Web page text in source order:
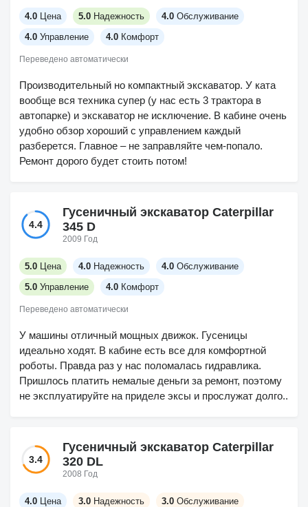
4.0 Цена 5.0 Надежность 4.0 Обслуживание
4.0 Управление 4.0 Комфорт
Переведено автоматически
Производительный но компактный экскаватор. У ката
вообще вся техника супер (у нас есть 3 трактора в
автопарке) и экскаватор не исключение. В кабине очень
удобно обзор хороший с управлением каждый
разберется. Главное – не заправляйте чем-попало.
Ремонт дорого будет стоить потом!
4.4
Гусеничный экскаватор Caterpillar
345 D
2009 Год
5.0 Цена 4.0 Надежность 4.0 Обслуживание
5.0 Управление 4.0 Комфорт
Переведено автоматически
У машины отличный мощных движок. Гусеницы
идеально ходят. В кабине есть все для комфортной
роботы. Правда раз у нас поломалась гидравлика.
Пришлось платить немалые деньги за ремонт, поэтому
не эксплуатируйте на приделе эксы и прослужат долго..
3.4
Гусеничный экскаватор Caterpillar
320 DL
2008 Год
4.0 Цена 3.0 Надежность 3.0 Обслуживание